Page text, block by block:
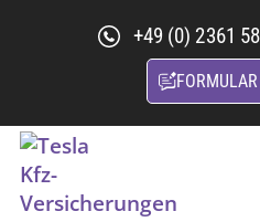
+49 (0) 2361